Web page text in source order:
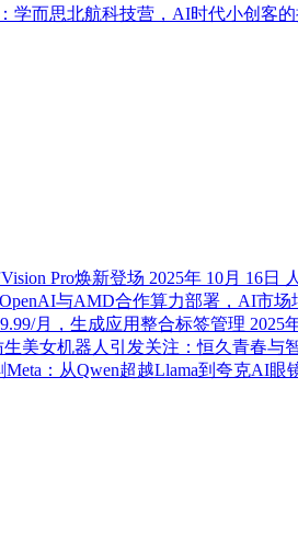
学而思北航科技营，AI时代小创客
Pro焕新登场 2025年 10月 16日
与AMD合作算力部署，AI市
月，生成应用整合标签管理 2025
生美女机器人引发关注：恒久青春与
：从Qwen超越Llama到夸克AI眼